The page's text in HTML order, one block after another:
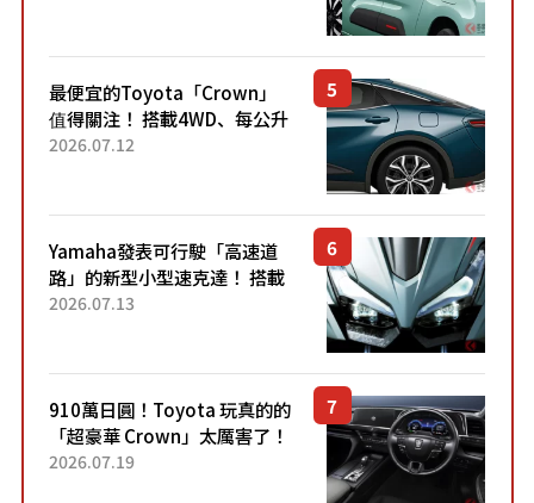
最便宜的Toyota「Crown」
值得關注！ 搭載4WD、每公升
22.4公里低油耗表現超亮眼！
2026.07.12
Yamaha發表可行駛「高速道
路」的新型小型速克達！ 搭載
能享受超強勁「渦輪感」的動
2026.07.13
910萬日圓！Toyota 玩真的的
「超豪華 Crown」太厲害了！
採用由「匠人技藝」打造的
2026.07.19